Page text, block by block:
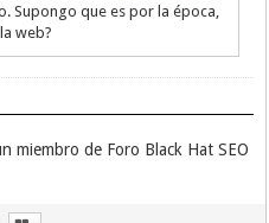
Supongo que es por la época,
web?
miembro de Foro Black Hat SEO